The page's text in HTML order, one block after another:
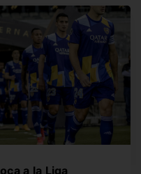
a la Liga